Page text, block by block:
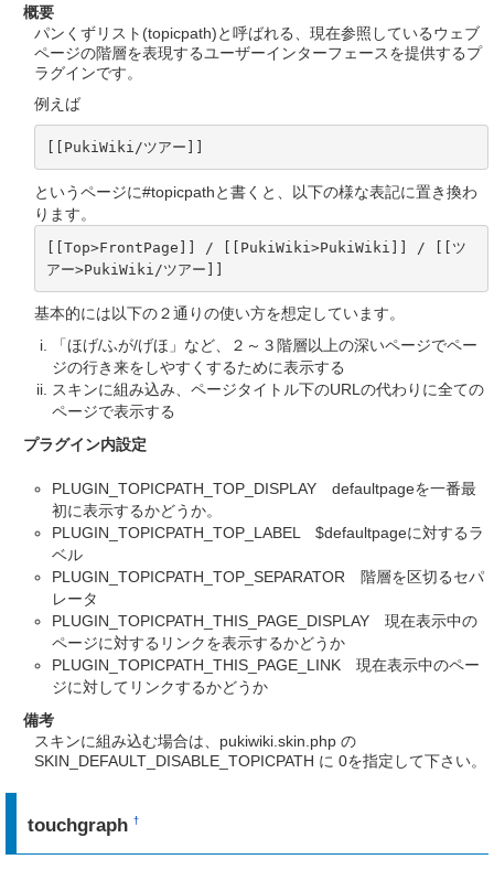
概要
パンくずリスト(topicpath)と呼ばれる、現在参照しているウェブ
ページの階層を表現するユーザーインターフェースを提供するプ
ラグインです。
例えば
[[PukiWiki/ツアー]]
というページに#topicpathと書くと、以下の様な表記に置き換わ
ります。
[[Top>FrontPage]] / [[PukiWiki>PukiWiki]] / [[ツ
アー>PukiWiki/ツアー]]
基本的には以下の２通りの使い方を想定しています。
「ほげ/ふが/げほ」など、２～３階層以上の深いページでペー
ジの行き来をしやすくするために表示する
スキンに組み込み、ページタイトル下のURLの代わりに全ての
ページで表示する
プラグイン内設定
PLUGIN_TOPICPATH_TOP_DISPLAY defaultpageを一番最
初に表示するかどうか。
PLUGIN_TOPICPATH_TOP_LABEL $defaultpageに対するラ
ベル
PLUGIN_TOPICPATH_TOP_SEPARATOR 階層を区切るセパ
レータ
PLUGIN_TOPICPATH_THIS_PAGE_DISPLAY 現在表示中の
ページに対するリンクを表示するかどうか
PLUGIN_TOPICPATH_THIS_PAGE_LINK 現在表示中のペー
ジに対してリンクするかどうか
備考
スキンに組み込む場合は、pukiwiki.skin.php の
SKIN_DEFAULT_DISABLE_TOPICPATH に 0を指定して下さい。
touchgraph†